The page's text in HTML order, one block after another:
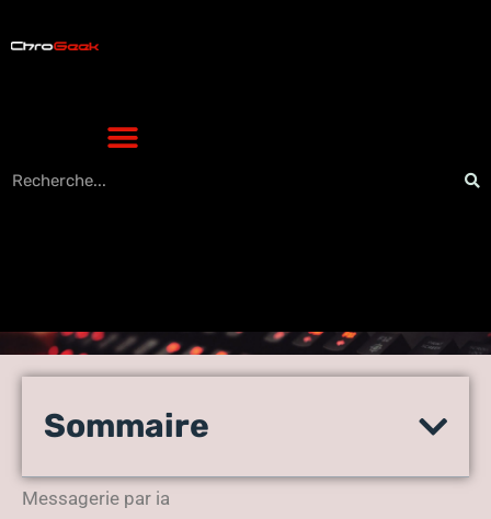
personnalisée : les 5 outils
efficaces
Sommaire
Messagerie par ia